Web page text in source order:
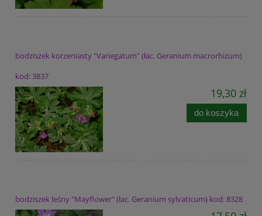
bodziszek korzeniasty "Variegatum" (łac. Geranium macrorhizum)
kod: 3837
19,30 zł
do koszyka
bodziszek leśny "Mayflower" (łac. Geranium sylvaticum) kod: 8328